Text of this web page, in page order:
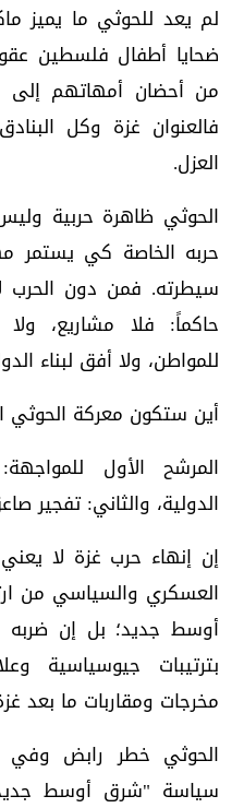
لم يعد للحوثي ما يميز
ضحايا أطفال فلسطين
من أحضان أمهاتهم إلى
فالعنوان غزة وكل
العزل.
الحوثي ظاهرة حربية
حربه الخاصة كي يستمر
سيطرته. فمن دون الحرب
حاكماً: فلا مشاريع، ولا
للمواطن، ولا أفق لبناء
أين ستكون معركة الحوثي
المرشح الأول
الدولية، والثاني: تفجير
إن إنهاء حرب غزة لا
العسكري والسياسي من
أوسط جديد؛ بل إن ضربه
بترتيبات جيوسياسية
مخرجات ومقاربات ما بعد
الحوثي خطر رابض وفي
سياسة "شرق أوسط